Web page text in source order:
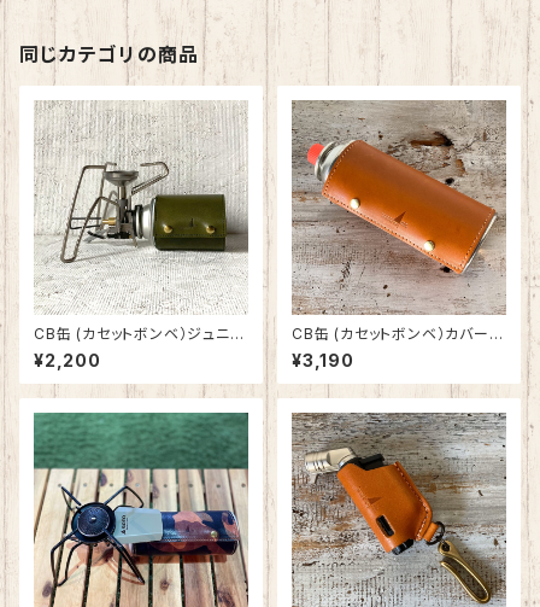
同じカテゴリの商品
CB缶 (カセットボンベ）ジュニ
ア・SOTO ST-711 125g 用 カ
バー 栃木レザー 日本製 SPO-
002-2
¥2,200
CB缶 (カセットボンベ）カバー
栃木レザー 日本製 SPO-002
¥3,190